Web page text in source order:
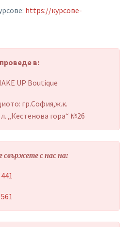
https://курсове-
в:
UP Boutique
гр.София,ж.к.
„Кестенова гора“ №26
с нас на: